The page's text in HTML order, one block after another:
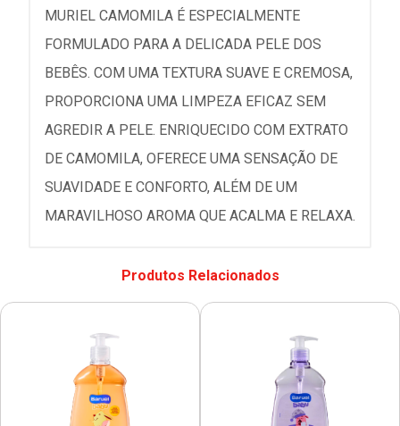
MURIEL CAMOMILA É ESPECIALMENTE
FORMULADO PARA A DELICADA PELE DOS
BEBÊS. COM UMA TEXTURA SUAVE E CREMOSA,
PROPORCIONA UMA LIMPEZA EFICAZ SEM
AGREDIR A PELE. ENRIQUECIDO COM EXTRATO
DE CAMOMILA, OFERECE UMA SENSAÇÃO DE
SUAVIDADE E CONFORTO, ALÉM DE UM
MARAVILHOSO AROMA QUE ACALMA E RELAXA.
Produtos Relacionados